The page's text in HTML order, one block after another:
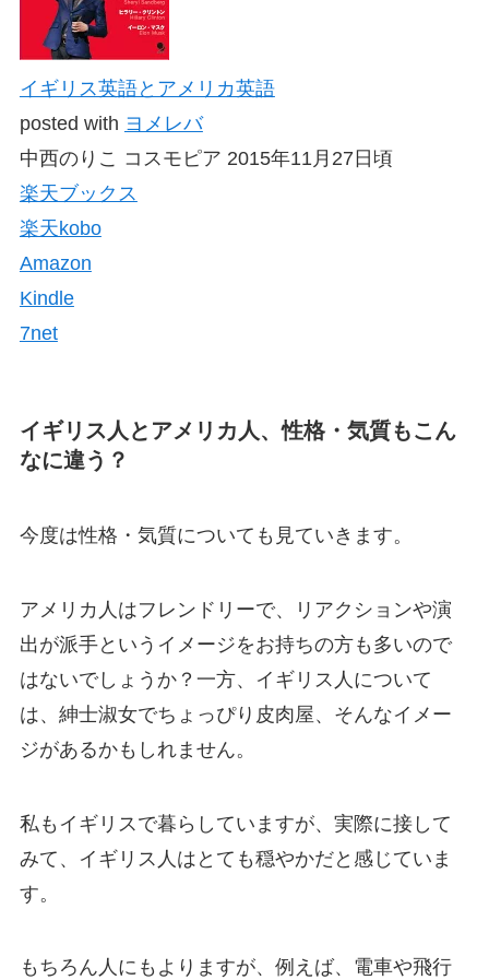
イギリス英語とアメリカ英語
posted with ヨメレバ
中西のりこ コスモピア 2015年11月27日頃
楽天ブックス
楽天kobo
Amazon
Kindle
7net
イギリス人とアメリカ人、性格・気質もこん
なに違う？
今度は性格・気質についても見ていきます。
アメリカ人はフレンドリーで、リアクションや演
出が派手というイメージをお持ちの方も多いので
はないでしょうか？一方、イギリス人について
は、紳士淑女でちょっぴり皮肉屋、そんなイメー
ジがあるかもしれません。
私もイギリスで暮らしていますが、実際に接して
みて、
イギリス人はとても穏やかだと感じていま
す。
もちろん人にもよりますが、例えば、電車や飛行